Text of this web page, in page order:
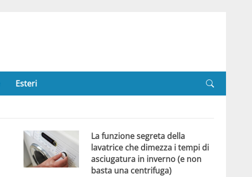
Esteri
La funzione segreta della
lavatrice che dimezza i tempi di
asciugatura in inverno (e non
basta una centrifuga)